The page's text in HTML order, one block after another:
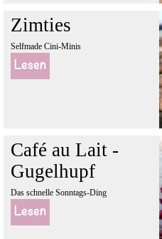
Zimties
Selfmade Cini-Minis
Lesen
Café au Lait -
Gugelhupf
Das schnelle Sonntags-Ding
Lesen